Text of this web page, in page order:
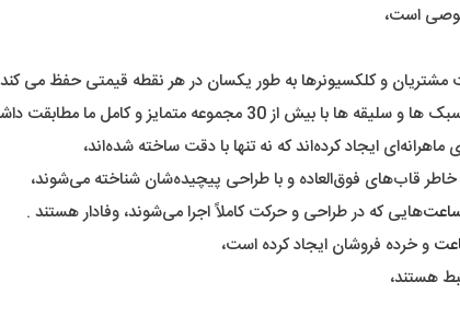
است،
مشتریان و کلکسیونرها به طور یکسان در هر نقطه قیمتی حفظ می
متمایز و کامل ما مطابقت داشته باشد .
خاطر قاب‌های فوق‌العاده و با طراحی پیچیده‌شان شناخته می‌شوند،
هایی که در طراحی و حرکت کاملاً اجرا می‌شوند، وفادار هستند .
و خرده فروشان ایجاد کرده است،
هستند،